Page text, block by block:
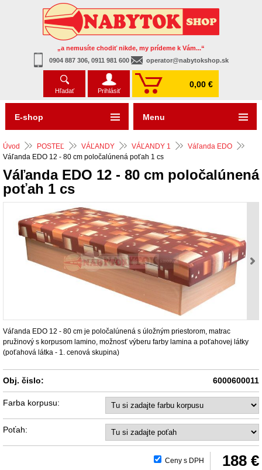
„a nemusíte chodiť nikde, my prídeme k Vám...“
0904 887 306, 0911 981 600
operator@nabytokshop.sk
Hľadať Prihlásiť
0,00 €
Úvod POSTEĽ VÁĽANDY VÁĽANDY 1
Váľanda EDO
Váľanda EDO 12 - 80 cm poločalúnená poťah 1 cs
Váľanda EDO 12 - 80 cm poločalúnená
poťah 1 cs
Váľanda EDO 12 - 80 cm je poločalúnená s úložným priestorom, matrac
pružinový s korpusom lamino, možnosť výberu farby lamina a poťahovej látky
(poťahová látka - 1. cenová skupina)
Obj. čislo: 6000600011
Farba korpusu:
Poťah:
Ceny s DPH 188 €
E-shop Menu